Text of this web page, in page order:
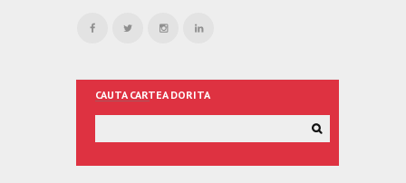
CAUTA CARTEA DORITA